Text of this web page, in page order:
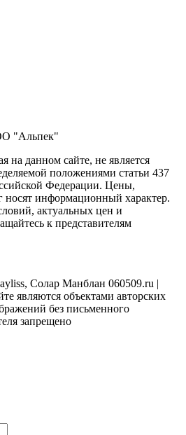
"Альпек"
на данном сайте, не является
положениями статьи 437
Федерации. Цены,
носят информационный характер.
актуальных цен и
к представителям
Солар Манблан 060509.ru |
являются объектами авторских
без письменного
запрещено